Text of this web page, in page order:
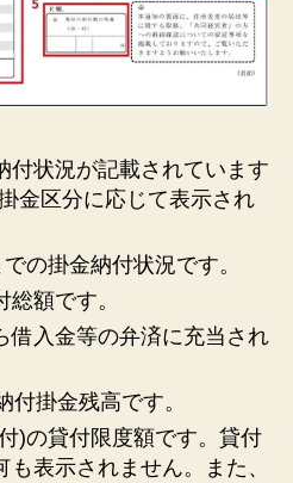
付状況が記載されています
金区分に応じて表示され
の掛金納付状況です。
額です。
借入金等の弁済に充当され
付掛金残高です。
)の貸付限度額です。貸付
表示されません。また、